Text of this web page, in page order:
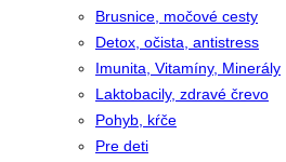
Brusnice, močové cesty
Detox, očista, antistress
Imunita, Vitamíny, Minerály
Laktobacily, zdravé črevo
Pohyb, kŕče
Pre deti